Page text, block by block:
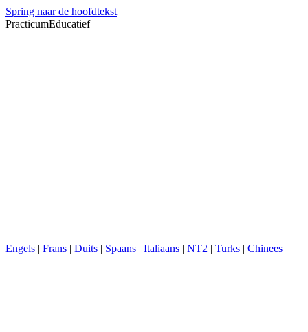
Spring naar de hoofdtekst
PracticumEducatief
Engels | Frans | Duits | Spaans | Italiaans | NT2 | Turks | Chinees